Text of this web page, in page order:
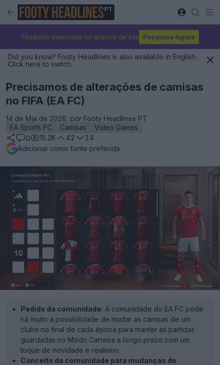
PT
Pesquisa avançada no arquivo de kits Pesquisa Agora
Did you know? Footy Headlines is also available in English.
Click here to switch.
Precisamos de alterações de camisas
no FIFA (EA FC)
14 de Mai de 2026, por Footy Headlines PT
EA Sports FC
Camisas
Video Games
0
15.2K 42
14
Adicionar como fonte preferida
Pedido da comunidade: A comunidade do EA FC pede
há muito a possibilidade de mudar as camisas de um
clube no final de cada época para manter as partidas
guardadas no Modo Carreira a longo prazo com um
toque de novidade e realismo.
Conceito da comunidade para mudanças de